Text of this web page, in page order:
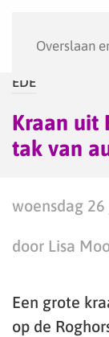
Overslaan
EDE
Kraan uit
tak van
woensdag
door Lisa
Een grote
op de